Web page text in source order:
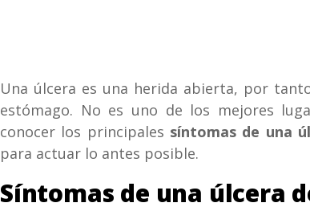
Una úlcera es una herida abierta, por
estómago. No es uno de los mejores
conocer los principales síntomas de una
para actuar lo antes posible.
Síntomas de una úlcera